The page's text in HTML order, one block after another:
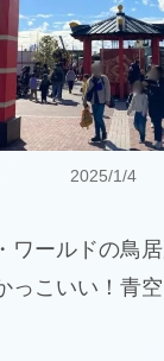
2025/1/4
ワールドの鳥
っこいい！青